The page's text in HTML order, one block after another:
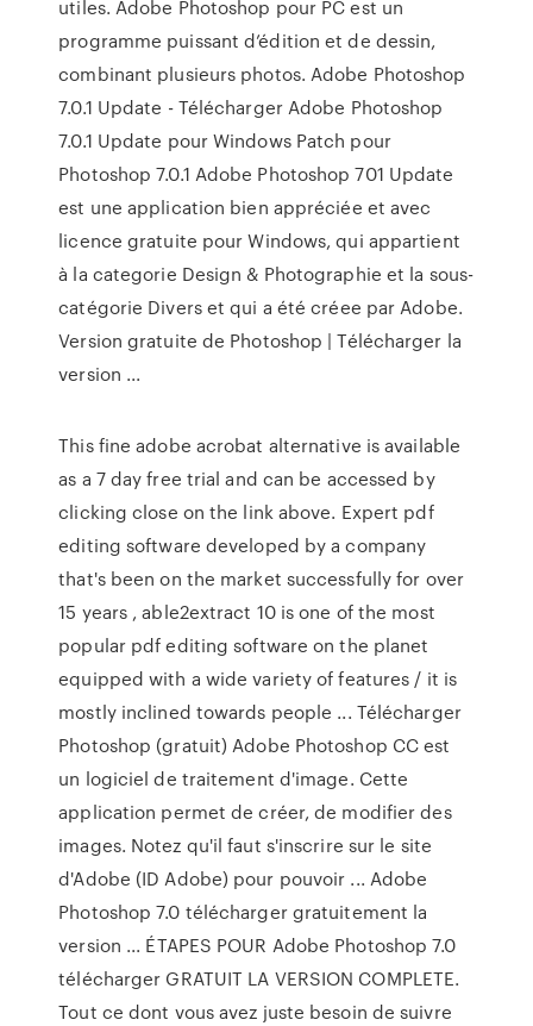
utiles. Adobe Photoshop pour PC est un
programme puissant d’édition et de dessin,
combinant plusieurs photos. Adobe Photoshop
7.0.1 Update - Télécharger Adobe Photoshop
7.0.1 Update pour Windows Patch pour
Photoshop 7.0.1 Adobe Photoshop 701 Update
est une application bien appréciée et avec
licence gratuite pour Windows, qui appartient
à la categorie Design & Photographie et la sous-
catégorie Divers et qui a été créee par Adobe.
Version gratuite de Photoshop | Télécharger la
version ...
This fine adobe acrobat alternative is available
as a 7 day free trial and can be accessed by
clicking close on the link above. Expert pdf
editing software developed by a company
that's been on the market successfully for over
15 years , able2extract 10 is one of the most
popular pdf editing software on the planet
equipped with a wide variety of features / it is
mostly inclined towards people ... Télécharger
Photoshop (gratuit) Adobe Photoshop CC est
un logiciel de traitement d'image. Cette
application permet de créer, de modifier des
images. Notez qu'il faut s'inscrire sur le site
d'Adobe (ID Adobe) pour pouvoir ... Adobe
Photoshop 7.0 télécharger gratuitement la
version ... ÉTAPES POUR Adobe Photoshop 7.0
télécharger GRATUIT LA VERSION COMPLETE.
Tout ce dont vous avez juste besoin de suivre